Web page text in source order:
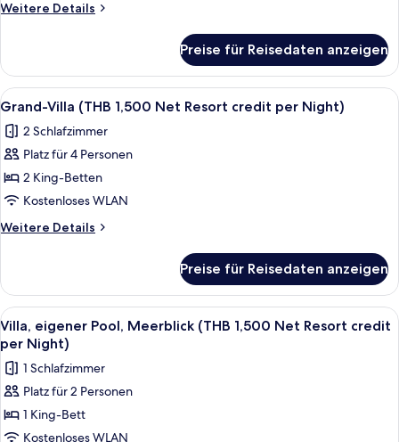
Resort
credit
per
Night)
anzeigen
Weitere Details
Weitere
eigener
Pool,
Meerblick
1,500
Net
credit
per
Preise für Reisedaten anzeigen
Alle
Fotos
für
Grand-
Villa
(THB
1,500
Net
credit
per
Night)
anzeigen
7
Grand-Villa (THB 1,500 Net Resort credit per Night)
2 Schlafzimmer
Platz für 4 Personen
2 King-Betten
Kostenloses WLAN
Weitere Details
Weitere
Villa
(THB
1,500
Net
Resort
credit
per
Preise für Reisedaten anzeigen
Alle
Fotos
für
Villa,
eigener
Pool,
5
Villa, eigener Pool, Meerblick (THB 1,500 Net Resort credit
per Night)
1 Schlafzimmer
Platz für 2 Personen
1 King-Bett
Kostenloses WLAN